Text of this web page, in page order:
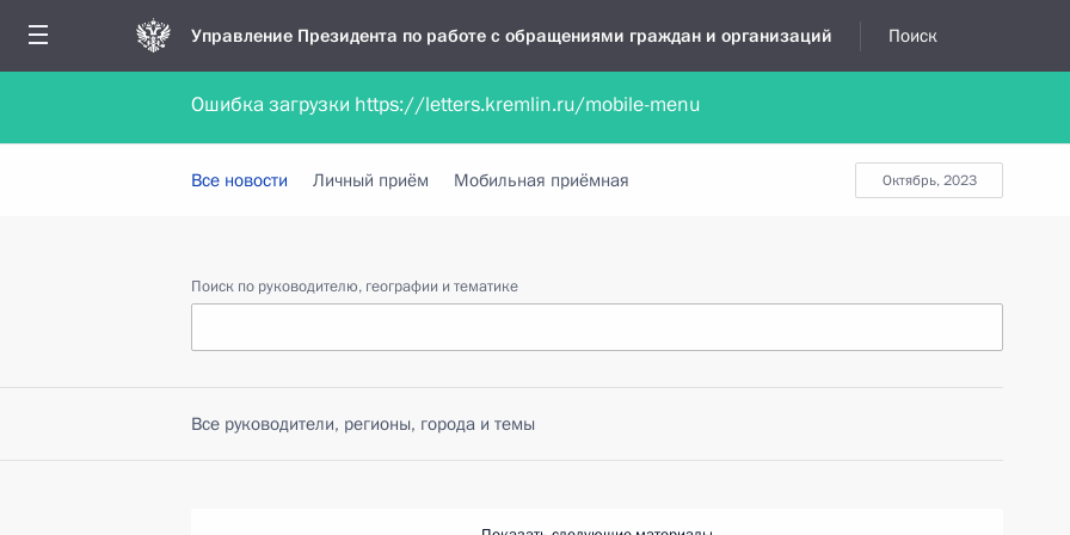
Управление Президента по работе с обращениями граждан и организаций Поиск
Обратиться в форме электронного документа Обратиться в устной форме
октябрь, 2023
Все новости Личный приём Мобильная приёмная
Поиск по руководителю, географии и тематике
Все руководители, регионы, города и темы
Ошибка загрузки https://letters.kremlin.ru/mobile-menu